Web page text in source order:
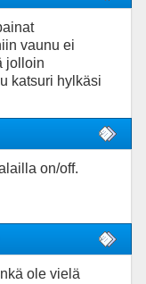
vaunu ei
jolloin
katsuri hylkäsi
on/off.
ole vielä